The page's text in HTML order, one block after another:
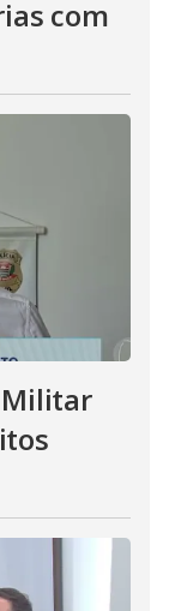
com
Militar